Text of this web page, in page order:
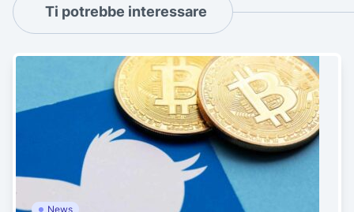
Ti potrebbe interessare
News